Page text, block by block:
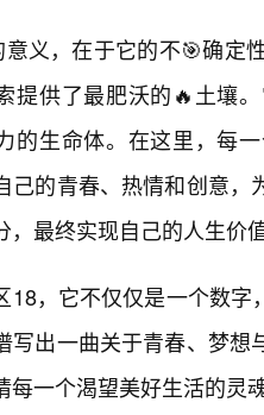
意义，在于它的不🎯确
提供了最肥沃的🔥土壤
的生命体。在这里，每
己的青春、热情和创意
，最终实现自己的人生价
18，它不仅仅是一个数
写出一曲关于青春、梦
每一个渴望美好生活的灵